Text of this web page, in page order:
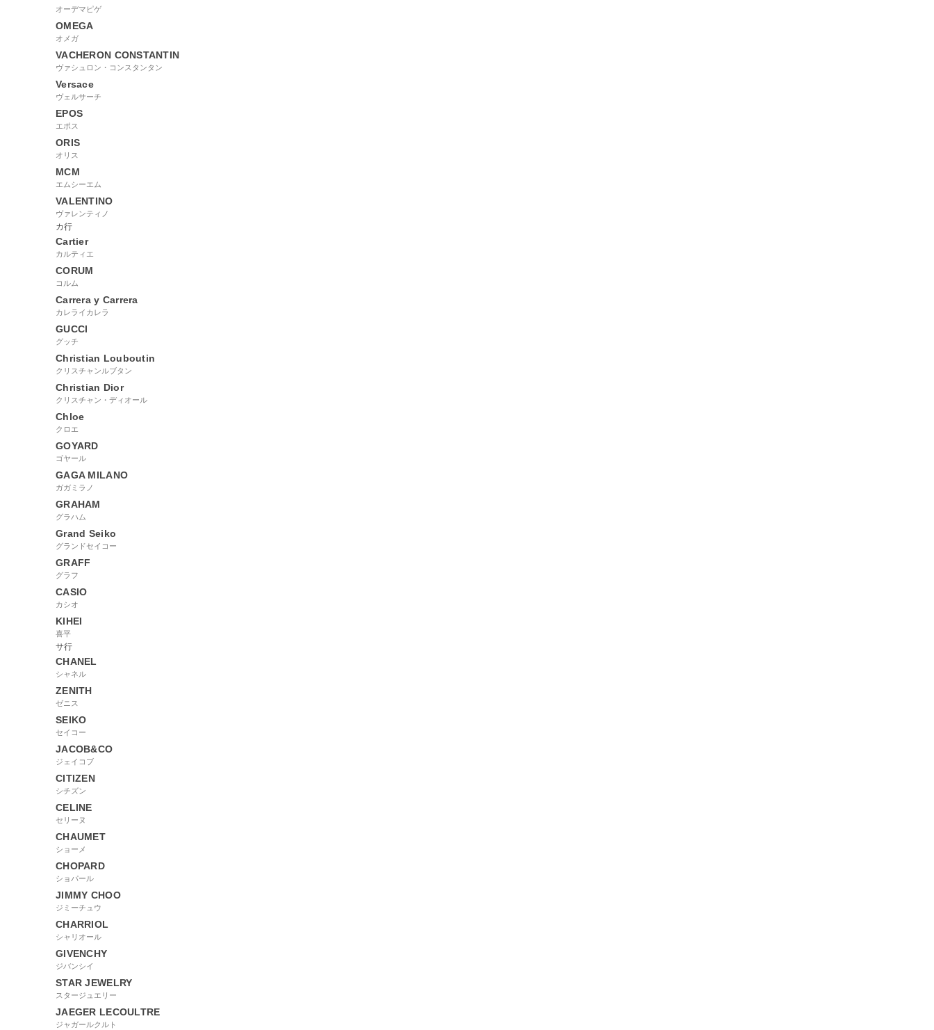
オーデマピゲ
OMEGA
オメガ
VACHERON CONSTANTIN
ヴァシュロン・コンスタンタン
Versace
ヴェルサーチ
EPOS
エポス
ORIS
オリス
MCM
エムシーエム
VALENTINO
ヴァレンティノ
カ行
Cartier
カルティエ
CORUM
コルム
Carrera y Carrera
カレライカレラ
GUCCI
グッチ
Christian Louboutin
クリスチャンルブタン
Christian Dior
クリスチャン・ディオール
Chloe
クロエ
GOYARD
ゴヤール
GAGA MILANO
ガガミラノ
GRAHAM
グラハム
Grand Seiko
グランドセイコー
GRAFF
グラフ
CASIO
カシオ
KIHEI
喜平
サ行
CHANEL
シャネル
ZENITH
ゼニス
SEIKO
セイコー
JACOB&CO
ジェイコブ
CITIZEN
シチズン
CELINE
セリーヌ
CHAUMET
ショーメ
CHOPARD
ショパール
JIMMY CHOO
ジミーチュウ
CHARRIOL
シャリオール
GIVENCHY
ジバンシイ
STAR JEWELRY
スタージュエリー
JAEGER LECOULTRE
ジャガールクルト